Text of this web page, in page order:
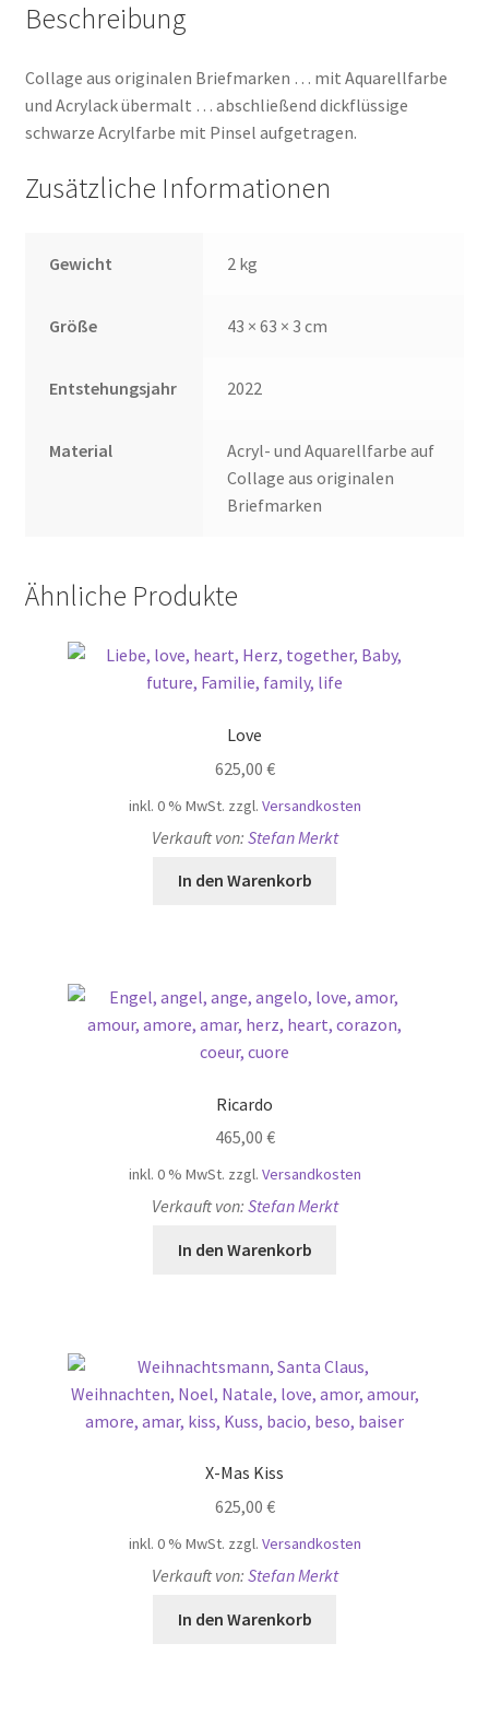
Beschreibung
Collage aus originalen Briefmarken … mit Aquarellfarbe
und Acrylack übermalt … abschließend dickflüssige
schwarze Acrylfarbe mit Pinsel aufgetragen.
Zusätzliche Informationen
Gewicht 2 kg
Größe 43 × 63 × 3 cm
Entstehungsjahr 2022
Material
Acryl- und Aquarellfarbe auf
Collage aus originalen
Briefmarken
Ähnliche Produkte
Love
625,00 €
inkl. 0 % MwSt. zzgl. Versandkosten
Verkauft von: Stefan Merkt
In den Warenkorb
Ricardo
465,00 €
inkl. 0 % MwSt. zzgl. Versandkosten
Verkauft von: Stefan Merkt
In den Warenkorb
X-Mas Kiss
625,00 €
inkl. 0 % MwSt. zzgl. Versandkosten
Verkauft von: Stefan Merkt
In den Warenkorb